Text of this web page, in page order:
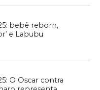
bebê reborn,
e Labubu
O Oscar contra